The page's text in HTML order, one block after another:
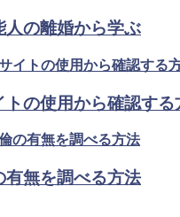
人の離婚から学ぶ
の使用から確認する
有無を調べる方法